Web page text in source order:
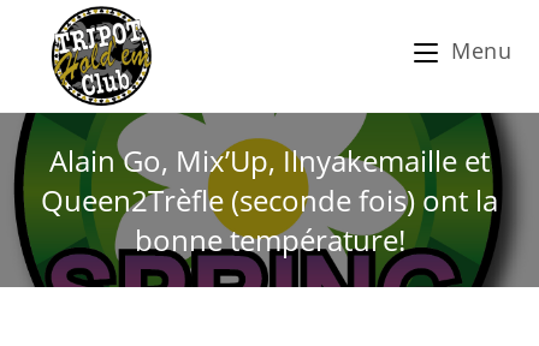
Menu
Alain Go, Mix’Up, Ilnyakemaille et
Queen2Trèfle (seconde fois) ont la
bonne température!